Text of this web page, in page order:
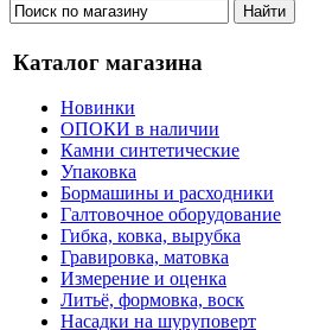
Каталог магазина
Новинки
ОПОКИ в наличии
Камни синтетические
Упаковка
Бормашины и расходники
Галтовочное оборудование
Гибка, ковка, вырубка
Гравировка, матовка
Измерение и оценка
Литьё, формовка, воск
Насадки на шуруповерт